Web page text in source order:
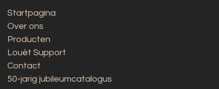
Startpagina
Over ons
Producten
Louët Support
Contact
50-jarig jubileumcatalogus